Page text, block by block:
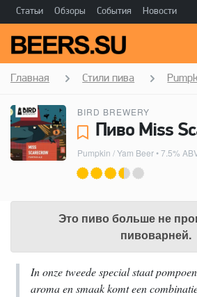
Статьи Обзоры События Новости
Главная Стили пива
BIRD BREWERY
Pumpkin / Yam Beer• 7.5%
Это пиво больше не
пивоварней.
In onze tweede special staat
aroma en smaak komt een